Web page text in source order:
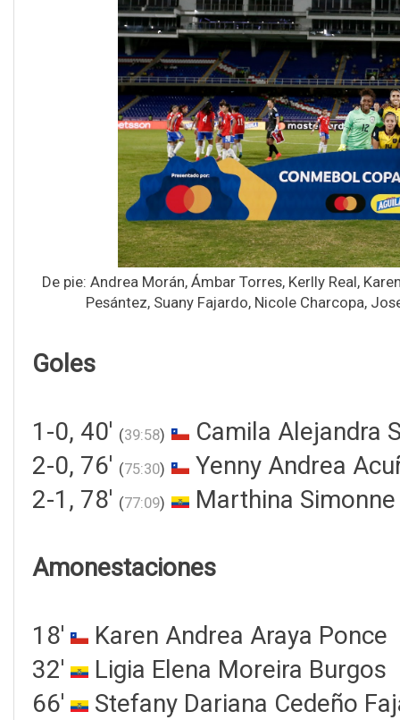
De pie: Andrea Morán, Ámbar Torres, Kerlly Real,
Pesántez, Suany Fajardo, Nicole Charcopa,
Goles
1-0, 40' (39:58)
Camila Alejandra
2-0, 76' (75:30)
Yenny Andrea
2-1, 78' (77:09) Marthina
Amonestaciones
18'
Karen Andrea Araya Ponce
32'
Ligia Elena Moreira Burgos
66'
Stefany Dariana Cedeño